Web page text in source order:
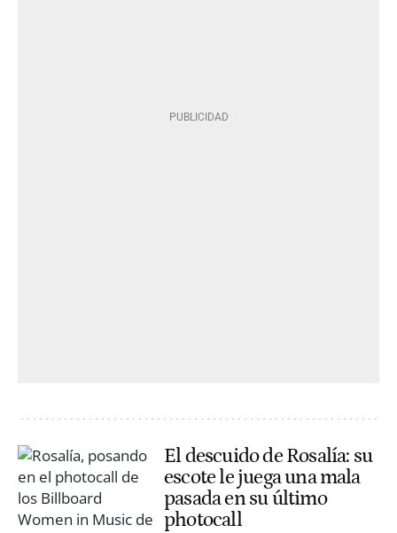
El descuido de Rosalía: su
escote le juega una mala
pasada en su último
photocall